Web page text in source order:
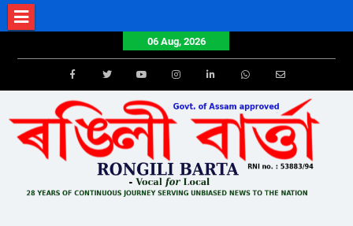
Skip
to
06 Aug, 2026
FacebookTwitterYoutube Email